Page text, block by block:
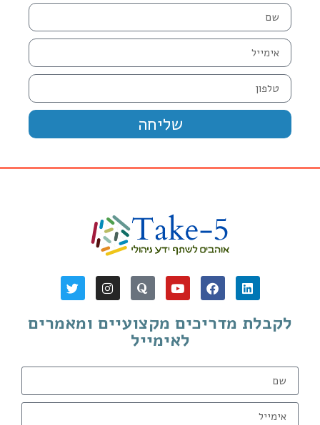
שליחה
לקבלת מדריכים מקצועיים ומאמרים
לאימייל